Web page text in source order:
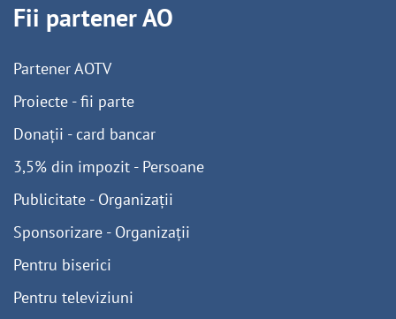
Fii partener AO
Partener AOTV
Proiecte - fii parte
Donații - card bancar
3,5% din impozit - Persoane
Publicitate - Organizații
Sponsorizare - Organizații
Pentru biserici
Pentru televiziuni